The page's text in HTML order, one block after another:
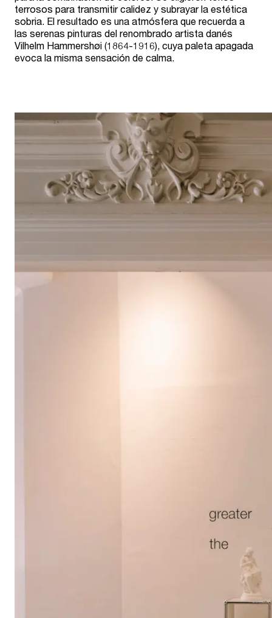
terrosos para transmitir calidez y subrayar la estética
sobria. El resultado es una atmósfera que recuerda a
las serenas pinturas del renombrado artista danés
Vilhelm Hammershøi (1864-1916), cuya paleta apagada
evoca la misma sensación de calma.